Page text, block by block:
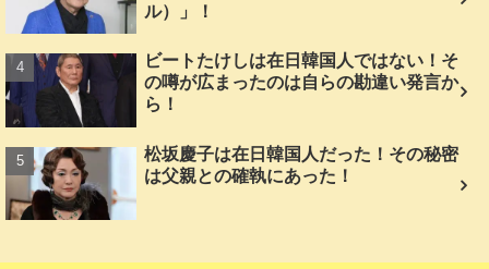
ル）」！
ビートたけしは在日韓国人ではない！そ
の噂が広まったのは自らの勘違い発言か
ら！
松坂慶子は在日韓国人だった！その秘密
は父親との確執にあった！